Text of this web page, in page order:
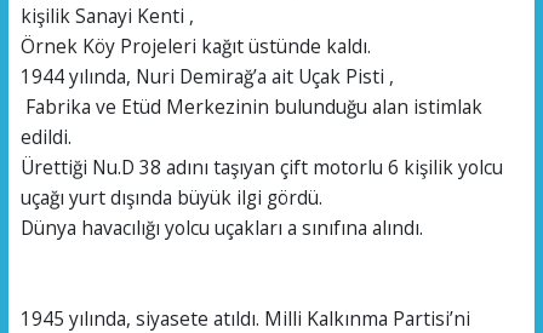
kişilik Sanayi Kenti ,
Örnek Köy Projeleri kağıt üstünde kaldı.
1944 yılında, Nuri Demirağ’a ait Uçak Pisti ,
Fabrika ve Etüd Merkezinin bulunduğu alan istimlak
edildi.
Ürettiği Nu.D 38 adını taşıyan çift motorlu 6 kişilik yolcu
uçağı yurt dışında büyük ilgi gördü.
Dünya havacılığı yolcu uçakları a sınıfına alındı.
1945 yılında, siyasete atıldı. Milli Kalkınma Partisi’ni